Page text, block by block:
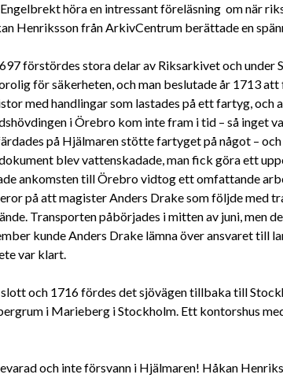
höra en intressant föreläsning om när
Henriksson från ArkivCentrum berättade en
förstördes stora delar av Riksarkivet och under
för säkerheten, och man beslutade år 1713
med handlingar som lastades på ett fartyg, och
i Örebro kom inte fram i tid – så inget
på Hjälmaren stötte fartyget på något –
blev vattenskadade, man fick göra ett
ankomsten till Örebro vidtog ett omfattande
på att magister Anders Drake som följde med
Transporten påbörjades i mitten av juni, men
kunde Anders Drake lämna över ansvaret till
var klart.
och 1716 fördes det sjövägen tillbaka till
i Marieberg i Stockholm. Ett kontorshus
och inte försvann i Hjälmaren! Håkan